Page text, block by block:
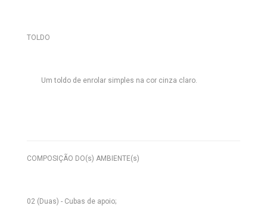
TOLDO
Um toldo de enrolar simples na cor cinza claro.
COMPOSIÇÃO DO(s) AMBIENTE(s)
02 (Duas) - Cubas de apoio;